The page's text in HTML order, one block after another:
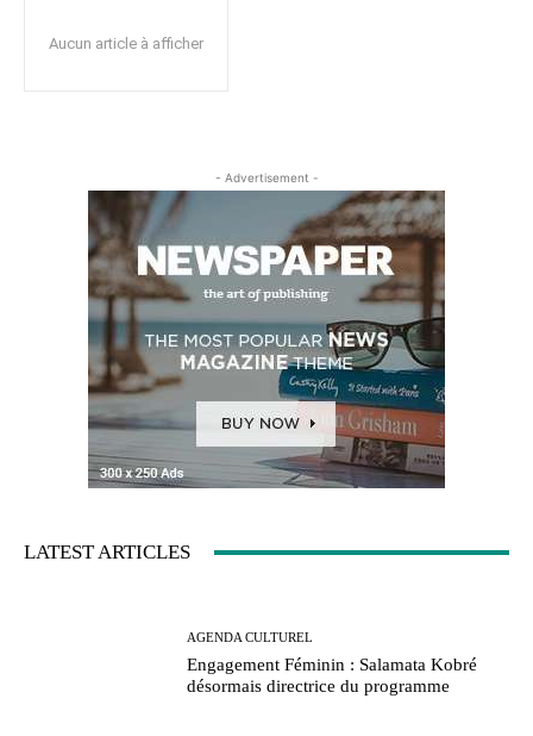
Aucun article à afficher
- Advertisement -
LATEST ARTICLES
AGENDA CULTUREL
Engagement Féminin : Salamata Kobré
désormais directrice du programme